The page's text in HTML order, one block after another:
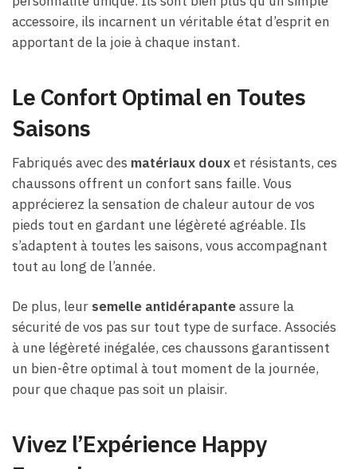
accessoire, ils incarnent un véritable état d’esprit en
apportant de la joie à chaque instant.
Le Confort Optimal en Toutes
Saisons
Fabriqués avec des matériaux douxet résistants, ces
chaussons offrent un confort sans faille. Vous
apprécierez la sensation de chaleur autour de vos
pieds tout en gardant une légèreté agréable. Ils
s’adaptent à toutes les saisons, vous accompagnant
tout au long de l’année.
De plus, leur semelle antidérapanteassure la
sécurité de vos pas sur tout type de surface. Associés
à une légèreté inégalée, ces chaussons garantissent
un bien-être optimal à tout moment de la journée,
pour que chaque pas soit un plaisir.
Vivez l’Expérience Happy